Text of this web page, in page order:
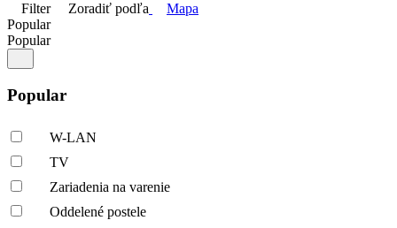
Filter
Zoradiť podľa
Mapa
Popular
Popular
Popular
W-LAN
TV
Zariadenia na varenie
Oddelené postele